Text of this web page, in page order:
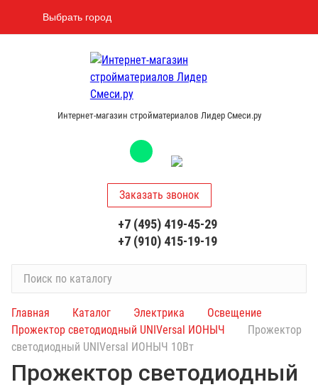
Выбрать город
Интернет-магазин стройматериалов Лидер Смеси.ру
и
с
Заказать звонок
+7 (495) 419-45-29
+7 (910) 415-19-19
Главная Каталог Электрика
Освещение
Прожектор светодиодный UNIVersal ИОНЫЧ
Прожектор
светодиодный UNIVersal ИОНЫЧ 10Вт
Прожектор светодиодный